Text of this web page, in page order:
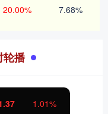
20.00% 7.68%
轮播
1.01%